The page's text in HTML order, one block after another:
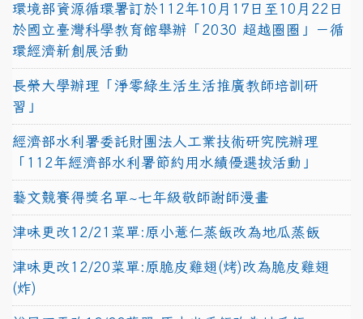
環境部資源循環署訂於112年10月17日至10月22日
於國立臺灣科學教育館舉辦「2030 超越圈圈」－循
環經濟新創展活動
長榮大學辦理「淨零綠生活生活推廣教師培訓研
習」
經濟部水利署委託財團法人工業技術研究院辦理
「112年經濟部水利署節約用水績優選拔活動」
藝文競賽得獎名單~七年級敬師謝師漫畫
津味更改12/21菜單:原小薏仁蒸飯改為地瓜蒸飯
津味更改12/20菜單:原脆皮雞翅(烤)改為脆皮雞翅
(炸)